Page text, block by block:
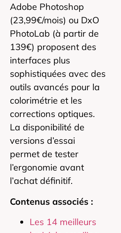
Adobe Photoshop
(23,99€/mois) ou DxO
PhotoLab (à partir de
139€) proposent des
interfaces plus
sophistiquées avec des
outils avancés pour la
colorimétrie et les
corrections optiques.
La disponibilité de
versions d’essai
permet de tester
l’ergonomie avant
l’achat définitif.
Contenus associés :
Les 14 meilleurs